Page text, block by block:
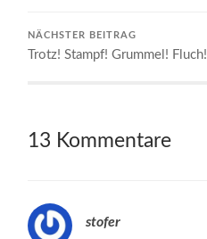
NÄCHSTER BEITRAG
Trotz! Stampf! Grummel! Fluch!
13 Kommentare
stofer